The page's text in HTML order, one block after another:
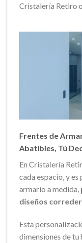
Cristalería Retiro
Frentes de
Abatibles, Tú
En Cristalería
cada espacio, y
armario a medida,
diseños
Esta
dimensiones de